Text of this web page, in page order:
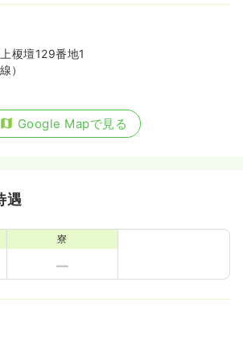
榎壇129番地1
）
Google Mapで見る
遇
寮